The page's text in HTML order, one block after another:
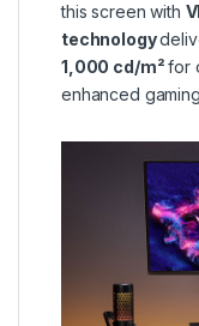
this screen with
technology
1,000 cd/m²for
enhanced